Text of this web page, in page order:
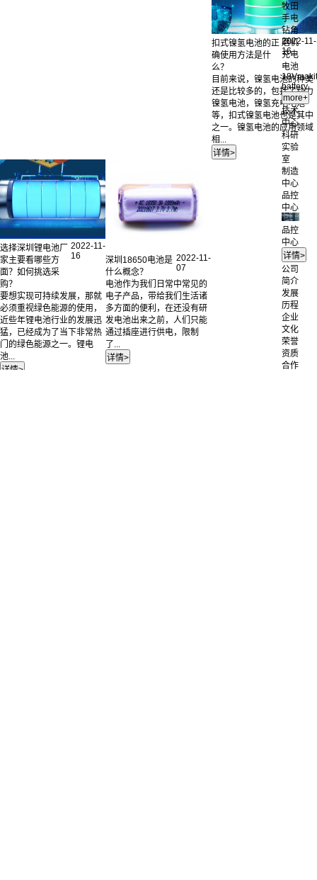
牧田
手电
钻角
磨机
充电
电池
battery
技术
中心
科研
实验
室
制造
中心
品控
中心
品控
中心
公司
简介
发展
历程
企业
文化
荣誉
资质
合作
扣式镍氢电池的正
确使用方法是什
么？
2022-11-
16
目前来说，镍氢电池的种类
还是比较多的，包括了动力
镍氢电池，镍氢充电电池
等，扣式镍氢电池也是其中
之一。镍氢电池的应用领域
相...
选择深圳锂电池厂
家主要看哪些方
面？如何挑选采
购？
2022-11-
16
要想实现可持续发展，那就
必须重视绿色能源的使用，
近些年锂电池行业的发展迅
猛，已经成为了当下非常热
门的绿色能源之一。锂电
池...
深圳18650电池是
什么概念？
2022-11-
07
电池作为我们日常中常见的
电子产品，带给我们生活诸
多方面的便利，在还没有研
发电池出来之前，人们只能
通过插座进行供电，限制
了...